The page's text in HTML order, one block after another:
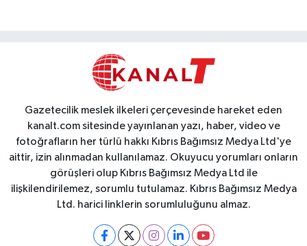
Gazetecilik meslek ilkeleri çerçevesinde hareket eden
kanalt.com sitesinde yayınlanan yazı, haber, video ve
fotoğrafların her türlü hakkı Kıbrıs Bağımsız Medya Ltd'ye
aittir, izin alınmadan kullanılamaz. Okuyucu yorumları onların
görüşleri olup Kıbrıs Bağımsız Medya Ltd ile
ilişkilendirilemez, sorumlu tutulamaz. Kıbrıs Bağımsız Medya
Ltd. harici linklerin sorumluluğunu almaz.